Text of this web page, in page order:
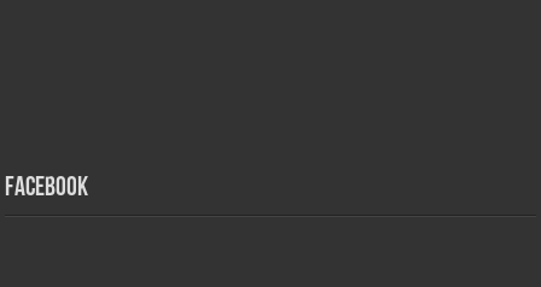
Facebook